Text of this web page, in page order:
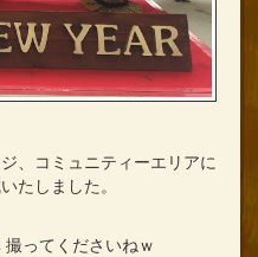
、コミュニティーエリアに
たしました。
ってくださいねｗ